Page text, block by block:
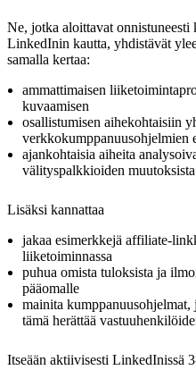
Ne, jotka aloittavat
LinkedInin kautta, yhdistävät
samalla kertaa:
ammattimaisen
kuvaamisen
osallistumisen aihekohtaisiin
verkkokumppanuusohjelmien
ajankohtaisia aiheita
välityspalkkioiden
Lisäksi kannattaa
jakaa esimerkkejä affiliate-
liiketoiminnassa
puhua omista tuloksista ja
pääomalle
mainita kumppanuusohjelmat,
tämä herättää
Itseään aktiivisesti LinkedInissä